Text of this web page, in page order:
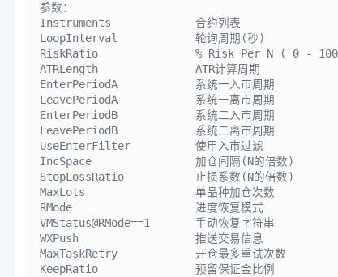
参数：
Instruments             合约列表                  字符
LoopInterval            轮询周期(秒)
RiskRatio               % Risk Per N ( 0 -
ATRLength               ATR计算周期
EnterPeriodA            系统一入市周期
LeavePeriodA            系统一离市周期
EnterPeriodB            系统二入市周期
LeavePeriodB            系统二离市周期
UseEnterFilter          使用入市过滤
IncSpace                加仓间隔(N的倍数)
StopLossRatio           止损系数(N的倍数)
MaxLots                 单品种加仓次数
RMode                   进度恢复模式
VMStatus@RMode==1       手动恢复字符串
WXPush                  推送交易信息
MaxTaskRetry            开仓最多重试次数
KeepRatio               预留保证金比例